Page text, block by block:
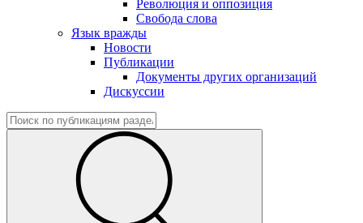
Революция и оппозиция
Свобода слова
Язык вражды
Новости
Публикации
Документы других организаций
Дискуссии